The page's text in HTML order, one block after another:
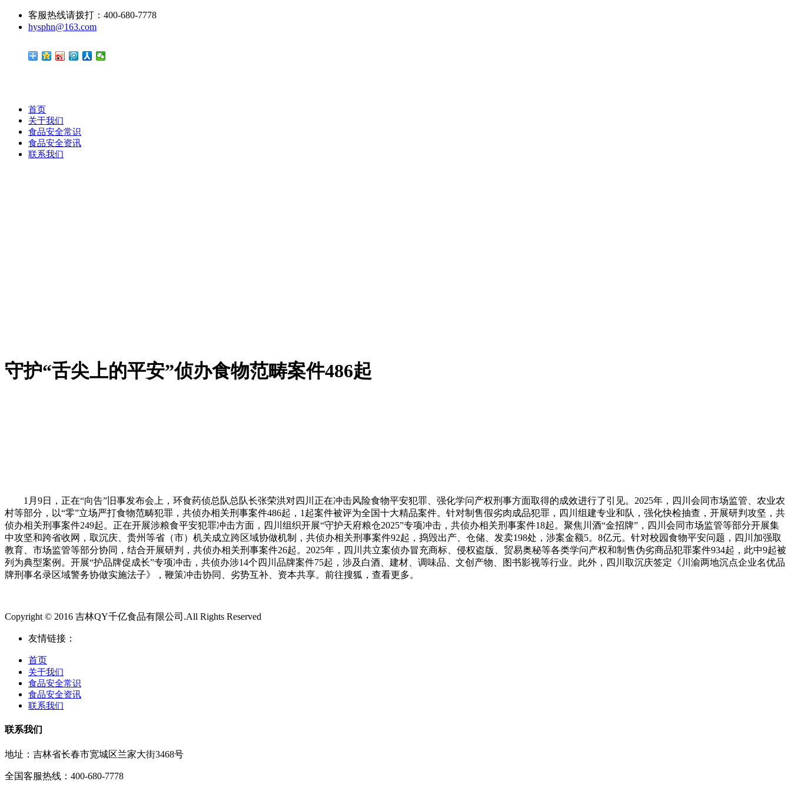
客服热线请拨打：400-680-7778
hysphn@163.com
首页
关于我们
食品安全常识
食品安全资讯
联系我们
守护“舌尖上的平安”侦办食物范畴案件486起
1月9日，正在“向告”旧事发布会上，环食药侦总队总队长张荣洪对四川正在冲击风险食物平安犯罪、强化学问产权刑事方面取得的成效进行了引见。2025年，四川会同市场监管、农业农
村等部分，以“零”立场严打食物范畴犯罪，共侦办相关刑事案件486起，1起案件被评为全国十大精品案件。针对制售假劣肉成品犯罪，四川组建专业和队，强化快检抽查，开展研判攻坚，共
侦办相关刑事案件249起。正在开展涉粮食平安犯罪冲击方面，四川组织开展“守护天府粮仓2025”专项冲击，共侦办相关刑事案件18起。聚焦川酒“金招牌”，四川会同市场监管等部分开展集
中攻坚和跨省收网，取沉庆、贵州等省（市）机关成立跨区域协做机制，共侦办相关刑事案件92起，捣毁出产、仓储、发卖198处，涉案金额5。8亿元。针对校园食物平安问题，四川加强取
教育、市场监管等部分协同，结合开展研判，共侦办相关刑事案件26起。2025年，四川共立案侦办冒充商标、侵权盗版、贸易奥秘等各类学问产权和制售伪劣商品犯罪案件934起，此中9起被
列为典型案例。开展“护品牌促成长”专项冲击，共侦办涉14个四川品牌案件75起，涉及白酒、建材、调味品、文创产物、图书影视等行业。此外，四川取沉庆签定《川渝两地沉点企业名优品
牌刑事名录区域警务协做实施法子》，鞭策冲击协同、劣势互补、资本共享。前往搜狐，查看更多。
Copyright © 2016 吉林QY千亿食品有限公司.All Rights Reserved
友情链接：
首页
关于我们
食品安全常识
食品安全资讯
联系我们
联系我们
地址：吉林省长春市宽城区兰家大街3468号
全国客服热线：400-680-7778